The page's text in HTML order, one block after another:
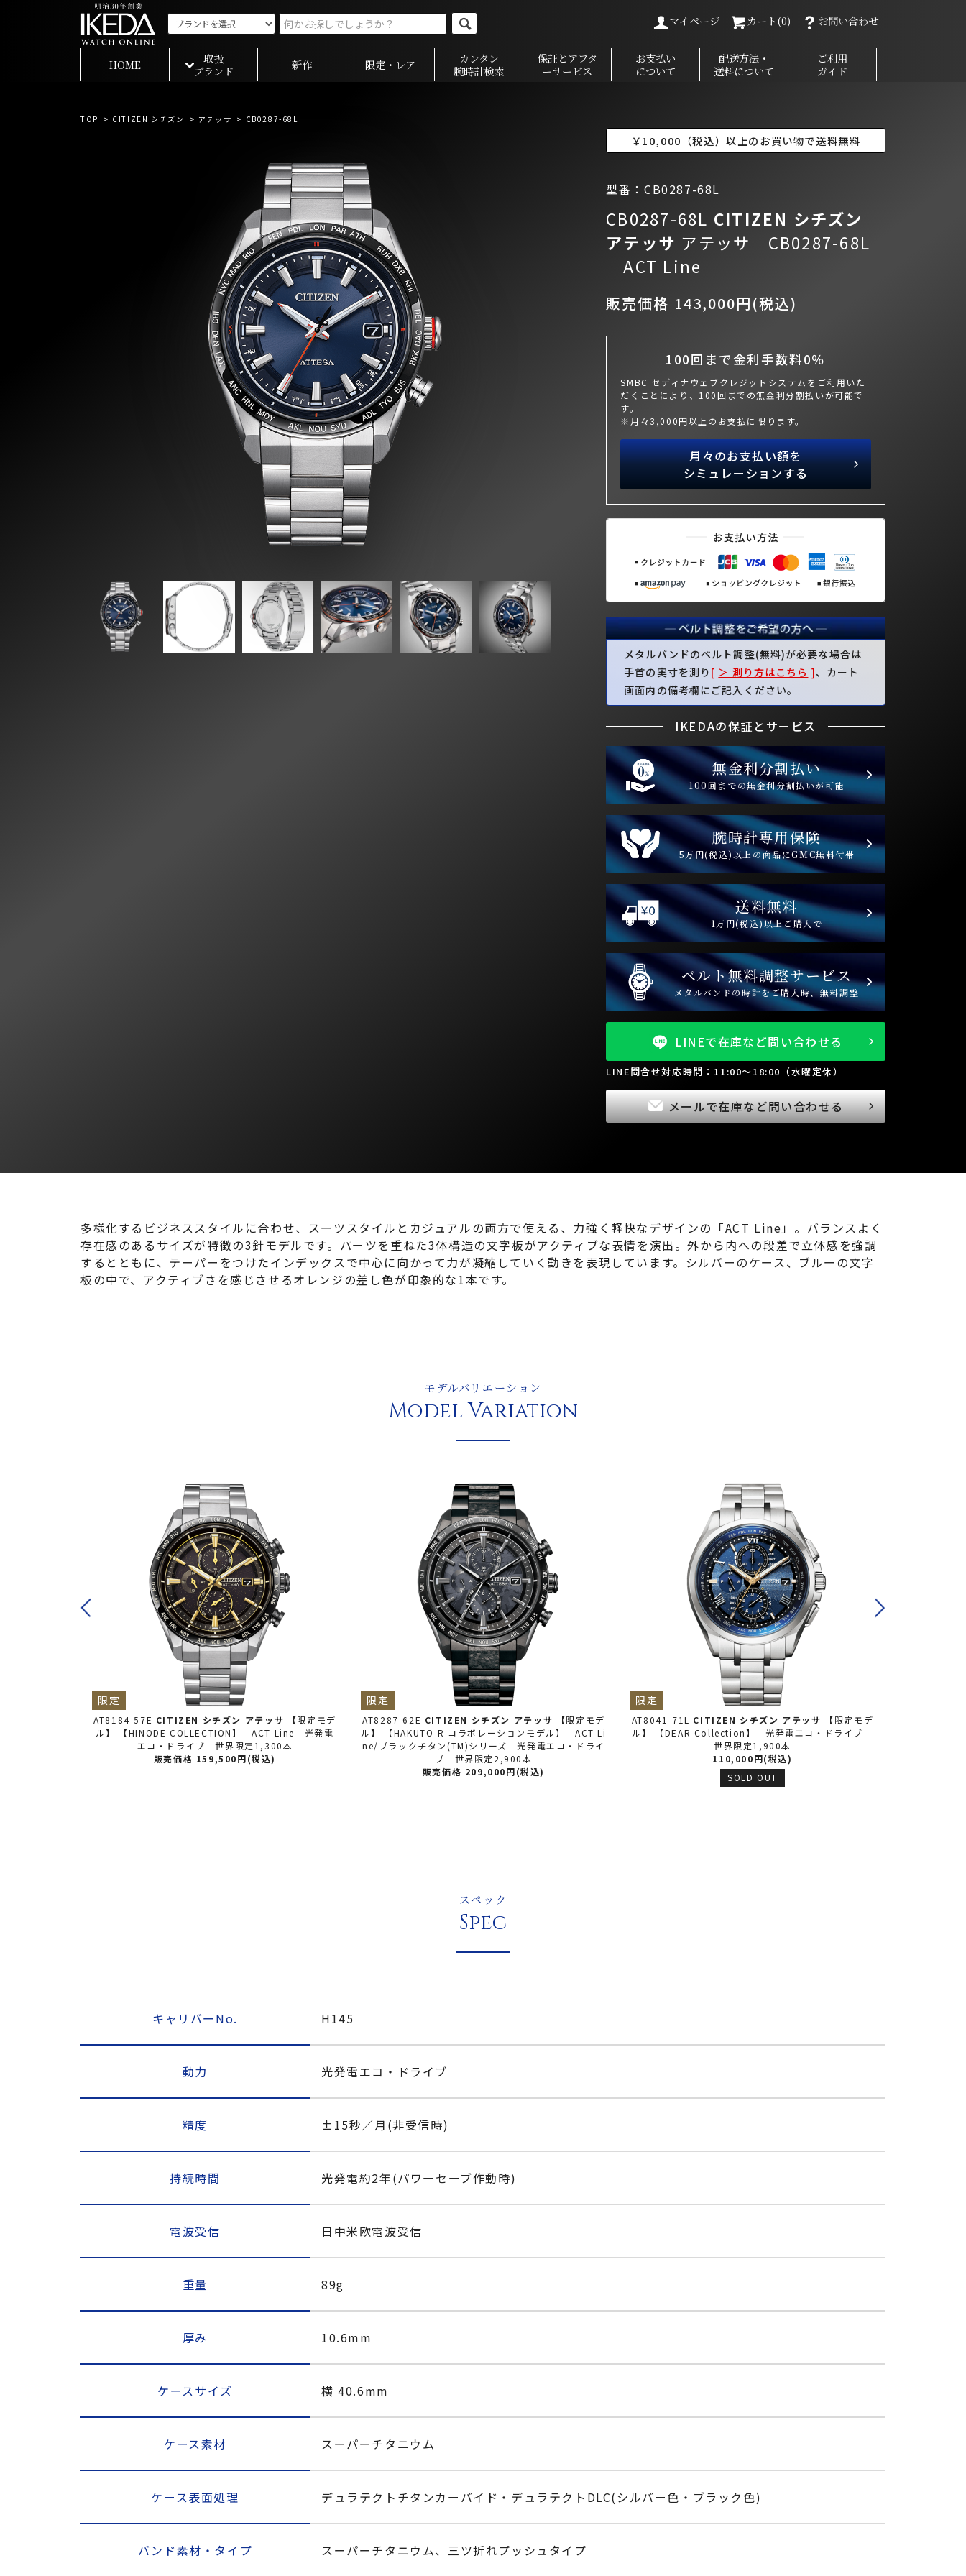
マイページ カート(0) お問い合わせ
HOME
取扱
ブランド
新作 限定・レア
カンタン
腕時計検索
保証とアフタ
ーサービス
お支払い
について
配送方法・
送料について
ご利用
ガイド
TOP > CITIZEN シチズン > アテッサ > CB0287-68L
￥10,000（税込）以上のお買い物で送料無料
型番：CB0287-68L
CB0287-68L CITIZEN シチズン
アテッサ アテッサ CB0287-68L
ACT Line
販売価格 143,000円(税込)
100回まで金利手数料0％
SMBC セディナウェブクレジットシステムをご利用いた
だくことにより、100回までの無金利分割払いが可能で
す。
※月々3,000円以上のお支払に限ります。
月々のお支払い額を
シミュレーションする
メタルバンドのベルト調整(無料)が必要な場合は
手首の実寸を測り [ ＞ 測り方はこちら ]、カート
画面内の備考欄にご記入ください。
IKEDAの保証とサービス
無金利分割払い
100回までの無金利分割払いが可能
腕時計専用保険
5万円(税込)以上の商品にGMC無料付帯
送料無料
1万円(税込)以上ご購入で
ベルト無料調整サービス
メタルバンドの時計をご購入時、無料調整
LINEで在庫など問い合わせる
LINE問合せ対応時間：11:00～18:00（水曜定休）
メールで在庫など問い合わせる
多様化するビジネススタイルに合わせ、スーツスタイルとカジュアルの両方で使える、力強く軽快なデザインの「ACT Line」。バランスよく
存在感のあるサイズが特徴の3針モデルです。パーツを重ねた3体構造の文字板がアクティブな表情を演出。外から内への段差で立体感を強調
するとともに、テーパーをつけたインデックスで中心に向かって力が凝縮していく動きを表現しています。シルバーのケース、ブルーの文字
板の中で、アクティブさを感じさせるオレンジの差し色が印象的な1本です。
モデルバリエーション
Model Variation
AT8184-57E CITIZEN シチズン アテッサ
【限定モデ
ル】 【HINODE COLLECTION】 ACT Line 光発電
エコ・ドライブ 世界限定1,300本
限定
販売価格 159,500円(税込)
AT8287-62E CITIZEN シチズン アテッサ
【限定モデ
ル】 【HAKUTO-R コラボレーションモデル】 ACT Li
ne/ブラックチタン(TM)シリーズ 光発電エコ・ドライ
ブ 世界限定2,900本
限定
販売価格 209,000円(税込)
AT8041-71L CITIZEN シチズン アテッサ
【限定モデ
ル】 【DEAR Collection】 光発電エコ・ドライブ
世界限定1,900本
限定
110,000円(税込)
SOLD OUT
スペック
Spec
キャリバーNo. H145
動力 光発電エコ・ドライブ
精度 ±15秒／月(非受信時)
持続時間 光発電約2年(パワーセーブ作動時)
電波受信 日中米欧電波受信
重量 89g
厚み 10.6mm
ケースサイズ 横 40.6mm
ケース素材 スーパーチタニウム
ケース表面処理 デュラテクトチタンカーバイド・デュラテクトDLC(シルバー色・ブラック色)
バンド素材・タイプ スーパーチタニウム、三ツ折れプッシュタイプ